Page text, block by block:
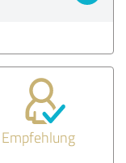
Empfehlung